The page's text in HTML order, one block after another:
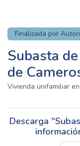
Finalizada por
Subasta
de
Vivienda unifamiliar
Descarga